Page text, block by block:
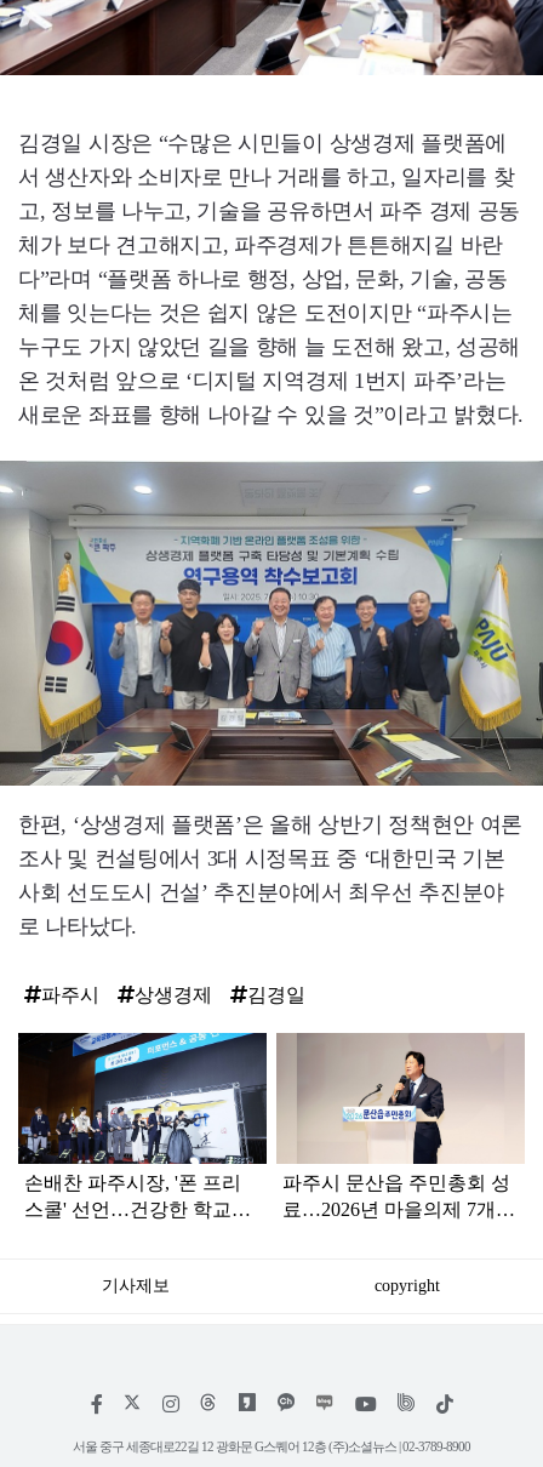
김경일 시장은 “수많은 시민들이 상생경제 플랫폼에
서 생산자와 소비자로 만나 거래를 하고, 일자리를 찾
고, 정보를 나누고, 기술을 공유하면서 파주 경제 공동
체가 보다 견고해지고, 파주경제가 튼튼해지길 바란
다”라며 “플랫폼 하나로 행정, 상업, 문화, 기술, 공동
체를 잇는다는 것은 쉽지 않은 도전이지만 “파주시는
누구도 가지 않았던 길을 향해 늘 도전해 왔고, 성공해
온 것처럼 앞으로 ‘디지털 지역경제 1번지 파주’라는
새로운 좌표를 향해 나아갈 수 있을 것”이라고 밝혔다.
한편, ‘상생경제 플랫폼’은 올해 상반기 정책현안 여론
조사 및 컨설팅에서 3대 시정목표 중 ‘대한민국 기본
사회 선도도시 건설’ 추진분야에서 최우선 추진분야
로 나타났다.
파주시 상생경제 김경일
탑
손배찬 파주시장, '폰 프리
스쿨' 선언…건강한 학교문
파주시 문산읍 주민총회 성
료…2026년 마을의제 7개
기사제보 copyright
페
스
인
타
위
트
틱
서울 중구 세종대로22길 12 광화문 G스퀘어 12층 (주)소셜뉴스 | 02-3789-8900